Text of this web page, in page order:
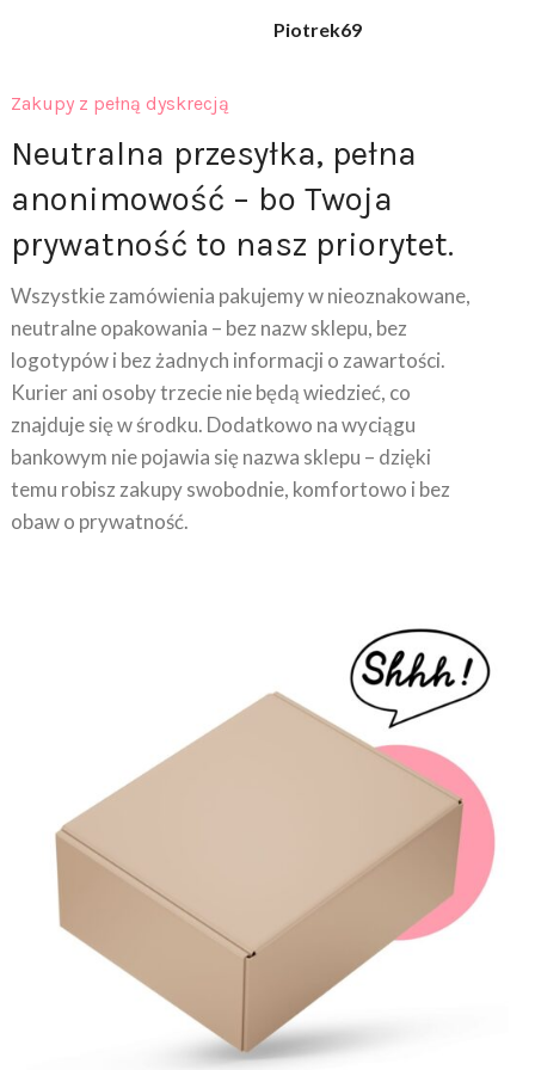
Neutralna przesyłka, pełna
anonimowość – bo Twoja
prywatność to nasz priorytet.
Wszystkie zamówienia pakujemy w nieoznakowane,
neutralne opakowania – bez nazw sklepu, bez
logotypów i bez żadnych informacji o zawartości.
Kurier ani osoby trzecie nie będą wiedzieć, co
znajduje się w środku. Dodatkowo na wyciągu
bankowym nie pojawia się nazwa sklepu – dzięki
temu robisz zakupy swobodnie, komfortowo i bez
obaw o prywatność.